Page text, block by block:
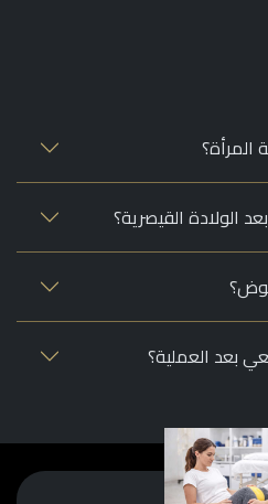
القيصرية؟
العملية؟